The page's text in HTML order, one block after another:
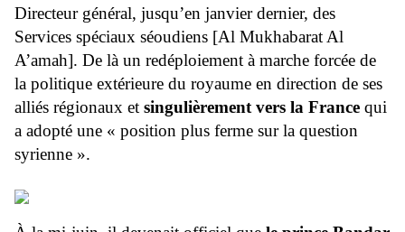
Directeur général, jusqu’en janvier dernier, des
Services spéciaux séoudiens [Al Mukhabarat Al
A’amah]. De là un redéploiement à marche forcée de
la politique extérieure du royaume en direction de ses
alliés régionaux et singulièrement vers la France qui
a adopté une « position plus ferme sur la question
syrienne ».